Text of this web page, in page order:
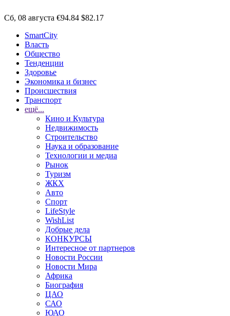
Сб, 08 августа €94.84 $82.17
SmartCity
Власть
Общество
Тенденции
Здоровье
Экономика и бизнес
Происшествия
Транспорт
ещё...
Кино и Культура
Недвижимость
Строительство
Наука и образование
Технологии и медиа
Рынок
Туризм
ЖКХ
Авто
Спорт
LifeStyle
WishList
Добрые дела
КОНКУРСЫ
Интересное от партнеров
Новости России
Новости Мира
Африка
Биография
ЦАО
САО
ЮАО